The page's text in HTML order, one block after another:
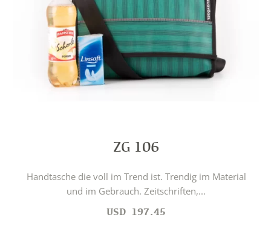
ZG 106
Handtasche die voll im Trend ist. Trendig im Material
und im Gebrauch. Zeitschriften,...
USD 197.45